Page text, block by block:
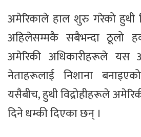
अमेरिकाले हाल शुरु गरेको हुथी
अहिलेसम्मकै सबैभन्दा ठूलो
अमेरिकी अधिकारीहरूले यस
नेताहरूलाई निशाना
यसैबीच, हुथी विद्रोहीहरूले
दिने धम्की दिएका छन् ।